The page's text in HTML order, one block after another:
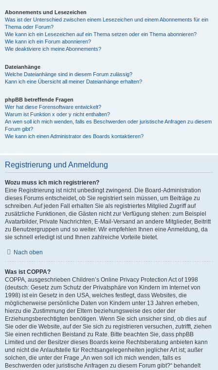
Abonnements und Lesezeichen
Was ist der Unterschied zwischen einem Lesezeichen und einem Abonnements für ein
Thema oder Forum?
Wie kann ich ein Lesezeichen auf ein Thema setzen oder ein Thema abonnieren?
Wie kann ich ein Forum abonnieren?
Wie deaktiviere ich meine Abonnements?
Dateianhänge
Welche Dateianhänge sind in diesem Forum zulässig?
Kann ich eine Übersicht all meiner Dateianhänge erhalten?
phpBB betreffende Fragen
Wer hat diese Forensoftware entwickelt?
Warum ist Funktion x oder y nicht enthalten?
An wen soll ich mich wenden, falls es Beschwerden oder juristische Anfragen zu diesem
Forum gibt?
Wie kann ich einen Administrator des Boards kontaktieren?
Registrierung und Anmeldung
Wozu muss ich mich registrieren?
Eine Registrierung ist nicht unbedingt zwingend. Die Board-Administration
dieses Forums entscheidet, ob Sie registriert sein müssen, um Beiträge zu
schreiben. Auf jeden Fall erhalten Sie als registriertes Mitglied Zugriff auf
zusätzliche Funktionen, die Gästen nicht zur Verfügung stehen: zum Beispiel
Avatarbilder, Private Nachrichten, E-Mail-Versand an andere Mitglieder, Beitritt
zu Benutzergruppen und so weiter. Wir empfehlen Ihnen eine Anmeldung, da
sie schnell erledigt ist und Ihnen zahlreiche Vorteile bietet.
Nach oben
Was ist COPPA?
COPPA, ausgeschrieben Children’s Online Privacy Protection Act of 1998
(deutsch: Gesetz zum Schutz der Privatsphäre von Kindern im Internet von
1998) ist ein Gesetz in den USA, welches festlegt, dass Websites, die
möglicherweise persönliche Daten von Kindern unter 13 Jahren erheben,
hierzu die Zustimmung der Eltern beziehungsweise des oder der
Erziehungsberechtigten benötigen. Wenn Sie sich unsicher sind, ob dies auf
Sie oder die Website, auf der Sie sich zu registrieren versuchen, zutrifft, ziehen
Sie einen rechtlichen Beistand zu Rate. Bitte beachten Sie, dass phpBB
Limited und der Besitzer dieses Boards keine Rechtsberatung anbieten kann
und nicht die Anlaufstelle für Rechtsangelegenheiten jeglicher Art ist; außer
solchen, die unter der Frage „An wen soll ich mich wenden, falls es
Beschwerden oder juristische Anfragen zu diesem Forum gibt?“ behandelt